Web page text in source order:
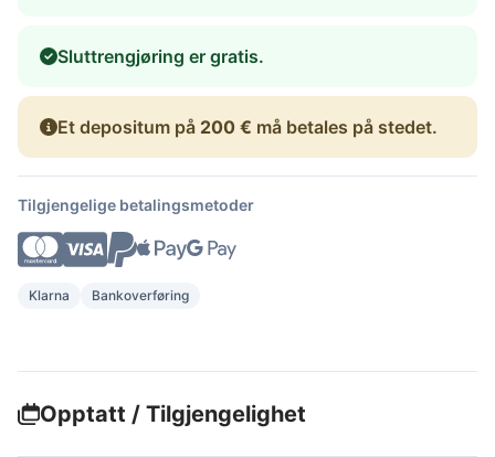
Sluttrengjøring er gratis.
Et depositum på 200 € må betales på stedet.
Tilgjengelige betalingsmetoder
Klarna Bankoverføring
Opptatt / Tilgjengelighet